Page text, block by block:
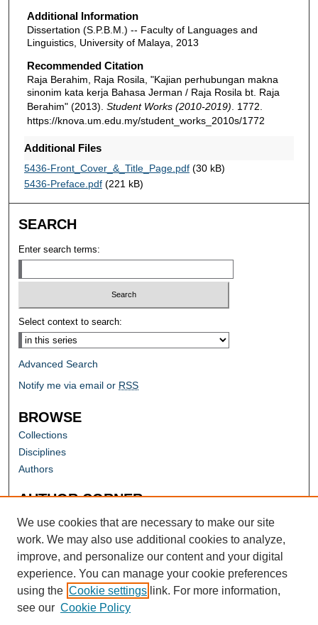
Additional Information
Dissertation (S.P.B.M.) -- Faculty of Languages and
Linguistics, University of Malaya, 2013
Recommended Citation
Raja Berahim, Raja Rosila, "Kajian perhubungan makna
sinonim kata kerja Bahasa Jerman / Raja Rosila bt. Raja
Berahim" (2013). Student Works (2010-2019) . 1772.
https://knova.um.edu.my/student_works_2010s/1772
Additional Files
5436-Front_Cover_&_Title_Page.pdf(30 kB)
5436-Preface.pdf(221 kB)
SEARCH
Enter search terms:
Select context to search:
Advanced Search
Notify me via email or RSS
BROWSE
Collections
Disciplines
Authors
AUTHOR CORNER
Author FAQ
We use cookies that are necessary to make our site
work. We may also use additional cookies to analyze,
improve, and personalize our content and your digital
experience. You can manage your cookie preferences
using the Cookie settings link. For more information,
see our Cookie Policy